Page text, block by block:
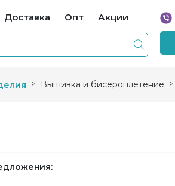
Доставка Опт Акции
Вышивка и бисероплетение